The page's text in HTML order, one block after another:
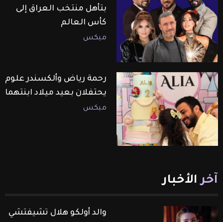
بتأهل منتخب العراق إلى
كأس العالم
ميكس
رحمة رياض وألكسندر علوم
يحتفلان بعيد ميلاد ابنتهما
ميكس
آخر الأخبار
والد أولكو هلال تشيفتشي